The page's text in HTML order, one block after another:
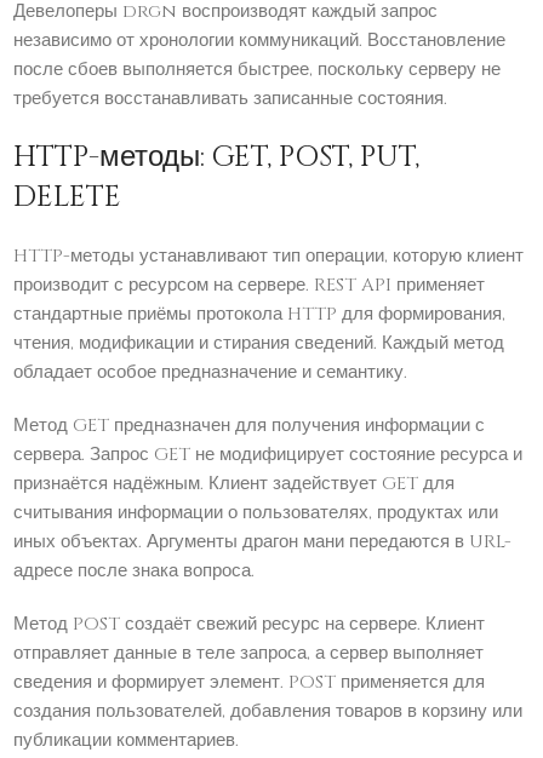
Девелоперы drgn воспроизводят каждый запрос
независимо от хронологии коммуникаций. Восстановление
после сбоев выполняется быстрее, поскольку серверу не
требуется восстанавливать записанные состояния.
HTTP-методы: GET, POST, PUT,
DELETE
HTTP-методы устанавливают тип операции, которую клиент
производит с ресурсом на сервере. REST API применяет
стандартные приёмы протокола HTTP для формирования,
чтения, модификации и стирания сведений. Каждый метод
обладает особое предназначение и семантику.
Метод GET предназначен для получения информации с
сервера. Запрос GET не модифицирует состояние ресурса и
признаётся надёжным. Клиент задействует GET для
считывания информации о пользователях, продуктах или
иных объектах. Аргументы драгон мани передаются в URL-
адресе после знака вопроса.
Метод POST создаёт свежий ресурс на сервере. Клиент
отправляет данные в теле запроса, а сервер выполняет
сведения и формирует элемент. POST применяется для
создания пользователей, добавления товаров в корзину или
публикации комментариев.